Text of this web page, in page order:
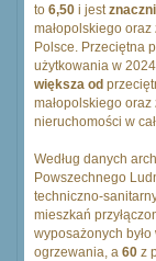
to 6,50 i jest
małopolskiego oraz
Polsce. Przeciętna
użytkowania w
większa od
małopolskiego oraz
nieruchomości w
Według danych
Powszechnego
techniczno-
mieszkań
wyposażonych było
ogrzewania, a 60 z